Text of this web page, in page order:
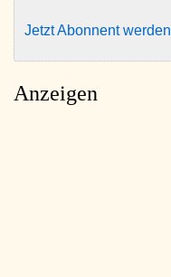
Jetzt Abonnent werden
Anzeigen